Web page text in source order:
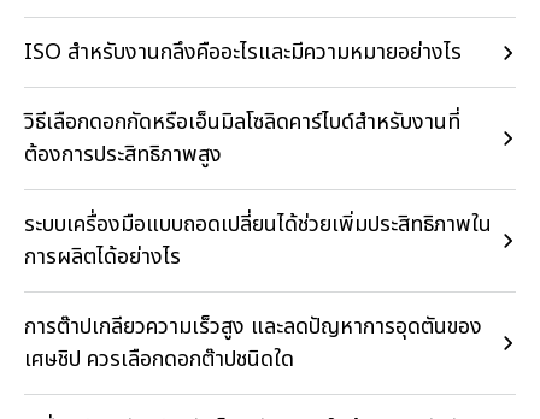
ISO สำหรับงานกลึงคืออะไรและมีความหมายอย่างไร
วิธีเลือกดอกกัดหรือเอ็นมิลโซลิดคาร์ไบด์สำหรับงานที่
ต้องการประสิทธิภาพสูง
ระบบเครื่องมือแบบถอดเปลี่ยนได้ช่วยเพิ่มประสิทธิภาพใน
การผลิตได้อย่างไร
การต๊าปเกลียวความเร็วสูง และลดปัญหาการอุดตันของ
เศษชิป ควรเลือกดอกต๊าปชนิดใด